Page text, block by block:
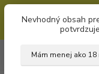
bez úvodzoviek).
Nevhodný obsah
Mám menej ako 18
+421 951 733 848
(Po-Pia, 8-16 hod.)